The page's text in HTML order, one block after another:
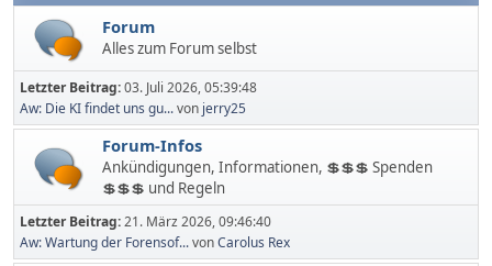
Forum
Alles zum Forum selbst
Letzter Beitrag:03. Juli 2026, 05:39:48
Aw: Die KI findet uns gu...von jerry25
Forum-Infos
Ankündigungen, Informationen, 💲💲💲 Spenden
💲💲💲 und Regeln
Letzter Beitrag:21. März 2026, 09:46:40
Aw: Wartung der Forensof...vonCarolus Rex